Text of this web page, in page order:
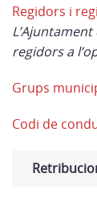
Regidors i
regidors a
Grups
Codi de